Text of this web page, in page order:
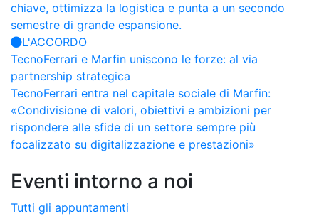
chiave, ottimizza la logistica e punta a un secondo
semestre di grande espansione.
L'ACCORDO
TecnoFerrari e Marfin uniscono le forze: al via
partnership strategica
TecnoFerrari entra nel capitale sociale di Marfin:
«Condivisione di valori, obiettivi e ambizioni per
rispondere alle sfide di un settore sempre più
focalizzato su digitalizzazione e prestazioni»
Eventi intorno a noi
Tutti gli appuntamenti